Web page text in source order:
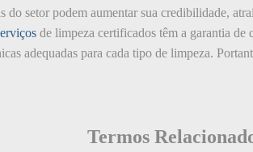
do setor podem aumentar sua credibilidade,
de limpeza certificados têm a garantia de
adequadas para cada tipo de limpeza.
Termos